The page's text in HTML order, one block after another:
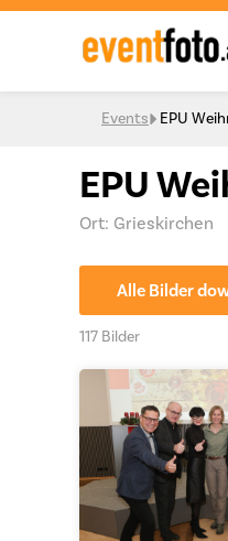
Skip to content
Events EPU
EPU
Ort: Grieskirchen
Alle Bilder
117 Bilder